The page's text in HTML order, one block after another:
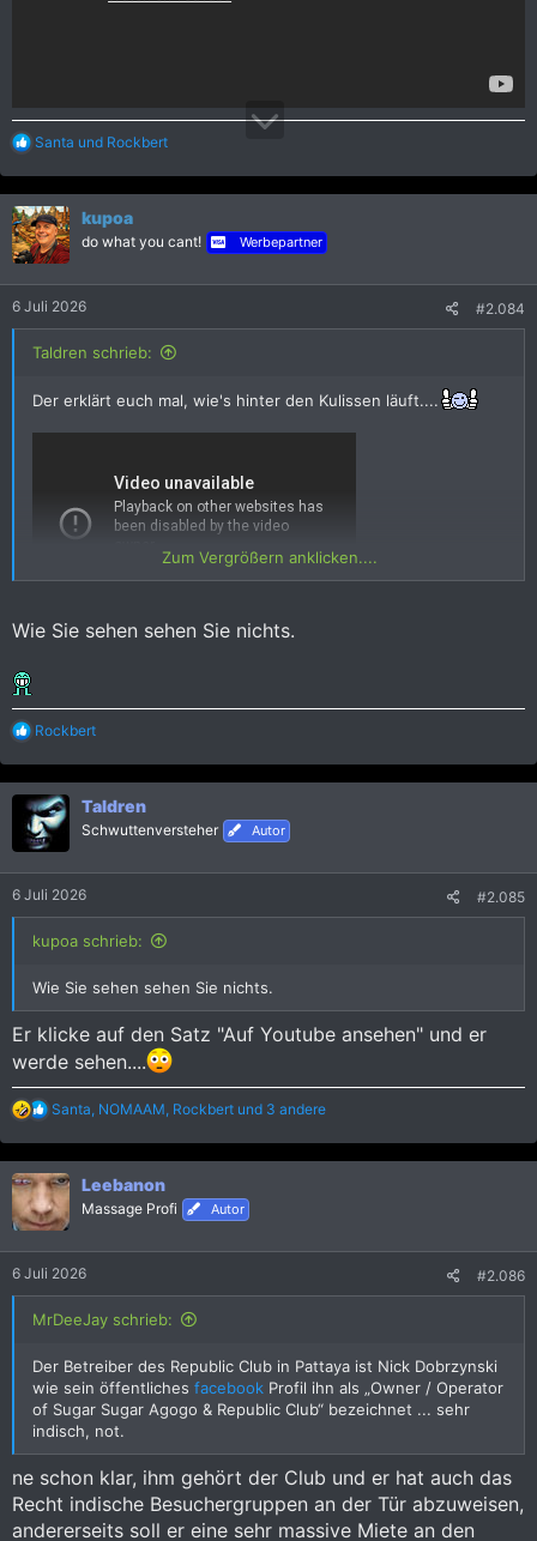
R
a
k
t
i
o
n
:
Santa und Rockbert
kupoa
do what you cant! Werbepartner
6 Juli 2026 #2.084
Taldren schrieb:
Der erklärt euch mal, wie's hinter den Kulissen läuft....
Zum Vergrößern anklicken....
Wie Sie sehen sehen Sie nichts.
R
a
k
t
i
o
n
:
Rockbert
Taldren
Schwuttenversteher Autor
6 Juli 2026 #2.085
kupoa schrieb:
Wie Sie sehen sehen Sie nichts.
Er klicke auf den Satz "Auf Youtube ansehen" und er
werde sehen....
R
a
k
t
i
o
n
:
Santa NOMAAM Rockbert und 3 andere
Leebanon
Massage Profi Autor
6 Juli 2026 #2.086
MrDeeJay schrieb:
Der Betreiber des Republic Club in Pattaya ist Nick Dobrzynski
wie sein öffentliches facebook Profil ihn als „Owner / Operator
of Sugar Sugar Agogo & Republic Club“ bezeichnet ... sehr
indisch, not.
ne schon klar, ihm gehört der Club und er hat auch das
Recht indische Besuchergruppen an der Tür abzuweisen,
andererseits soll er eine sehr massive Miete an den